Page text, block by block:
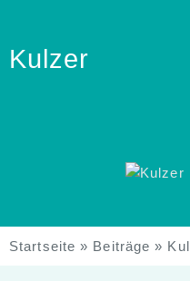
Kulzer
Startseite » Beiträge »